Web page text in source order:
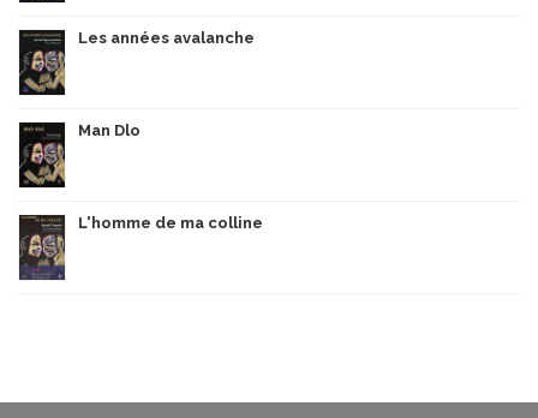
Les années avalanche
Man Dlo
L'homme de ma colline